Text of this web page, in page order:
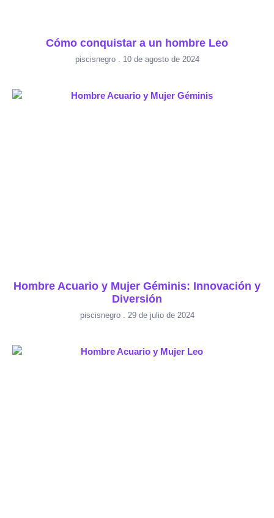
Cómo conquistar a un hombre Leo
piscisnegro 10 de agosto de 2024
Hombre Acuario y Mujer Géminis: Innovación y
Diversión
piscisnegro 29 de julio de 2024